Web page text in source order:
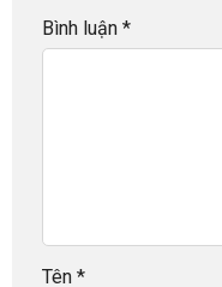
Bình luận *
Tên *